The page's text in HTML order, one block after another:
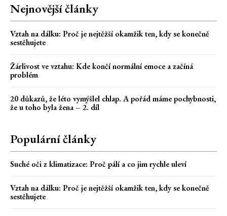
Nejnovější články
Vztah na dálku: Proč je nejtěžší okamžik ten, kdy se konečně
sestěhujete
Žárlivost ve vztahu: Kde končí normální emoce a začíná
problém
20 důkazů, že léto vymýšlel chlap. A pořád máme pochybnosti,
že u toho byla žena – 2. díl
Populární články
Suché oči z klimatizace: Proč pálí a co jim rychle uleví
Vztah na dálku: Proč je nejtěžší okamžik ten, kdy se konečně
sestěhujete